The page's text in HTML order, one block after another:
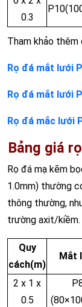
0.3
Tham khảo thêm
Rọ đá mắt lưới
Rọ đá mắt lưới
Rọ đá mắc lưới
Bảng giá
Rọ đá mạ kẽm
1.0mm) thường
thông thường,
trường axit/kiềm.
Quy
cách(m)
Mắt
2 x 1 x
0.5